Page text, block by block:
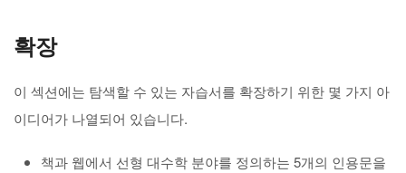
확장
이 섹션에는 탐색할 수 있는 자습서를 확장하기 위한 몇 가지 아
이디어가 나열되어 있습니다.
책과 웹에서 선형 대수학 분야를 정의하는 5개의 인용문을